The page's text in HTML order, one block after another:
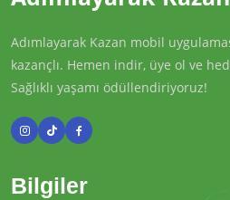
Adımlayarak Kazan mobil
kazançlı. Hemen indir, üye ol ve
Sağlıklı yaşamı ödüllendiriyoruz!
Bilgiler